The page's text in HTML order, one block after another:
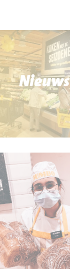
Huibers
Solliciteren
leren
webshop
Specials
Nieuws